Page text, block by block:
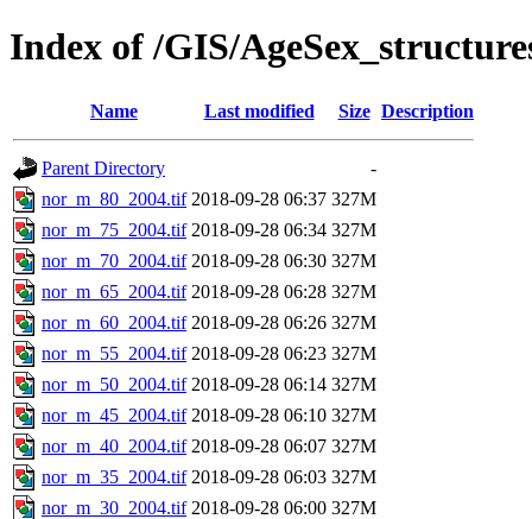
Index of /GIS/
Name Last modified Size Description
Parent Directory
-
nor_m_80_2004.tif 2018-09-28 06:37 327M
nor_m_75_2004.tif 2018-09-28 06:34 327M
nor_m_70_2004.tif 2018-09-28 06:30 327M
nor_m_65_2004.tif 2018-09-28 06:28 327M
nor_m_60_2004.tif 2018-09-28 06:26 327M
nor_m_55_2004.tif 2018-09-28 06:23 327M
nor_m_50_2004.tif 2018-09-28 06:14 327M
nor_m_45_2004.tif 2018-09-28 06:10 327M
nor_m_40_2004.tif 2018-09-28 06:07 327M
nor_m_35_2004.tif 2018-09-28 06:03 327M
nor_m_30_2004.tif 2018-09-28 06:00 327M